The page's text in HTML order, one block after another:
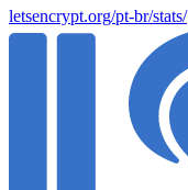
letsencrypt.org/pt-br/stats/